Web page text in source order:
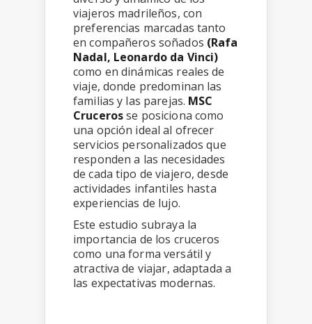
viajeros madrileños, con
preferencias marcadas tanto
en compañeros soñados (Rafa
Nadal, Leonardo da Vinci)
como en dinámicas reales de
viaje, donde predominan las
familias y las parejas. MSC
Crucerosse posiciona como
una opción ideal al ofrecer
servicios personalizados que
responden a las necesidades
de cada tipo de viajero, desde
actividades infantiles hasta
experiencias de lujo.
Este estudio subraya la
importancia de los cruceros
como una forma versátil y
atractiva de viajar, adaptada a
las expectativas modernas.